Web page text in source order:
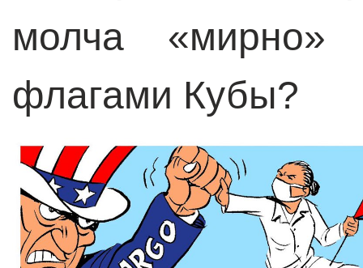
молча «мирно»
флагами Кубы?